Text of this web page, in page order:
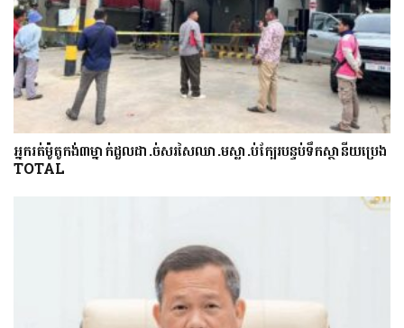
អ្នក​រត់​ម៉ូតូកង់៣​​ម្នាក់​ដួល​ដា.ច់​សរសៃឈា.ម​ស្លា.ប់​ក្បែរ​បន្ទប់ទឹក​ស្ថានីយ​ប្រេង
​TOTAL